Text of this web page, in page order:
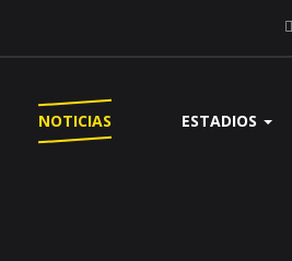
NOTICIAS ESTADIOS